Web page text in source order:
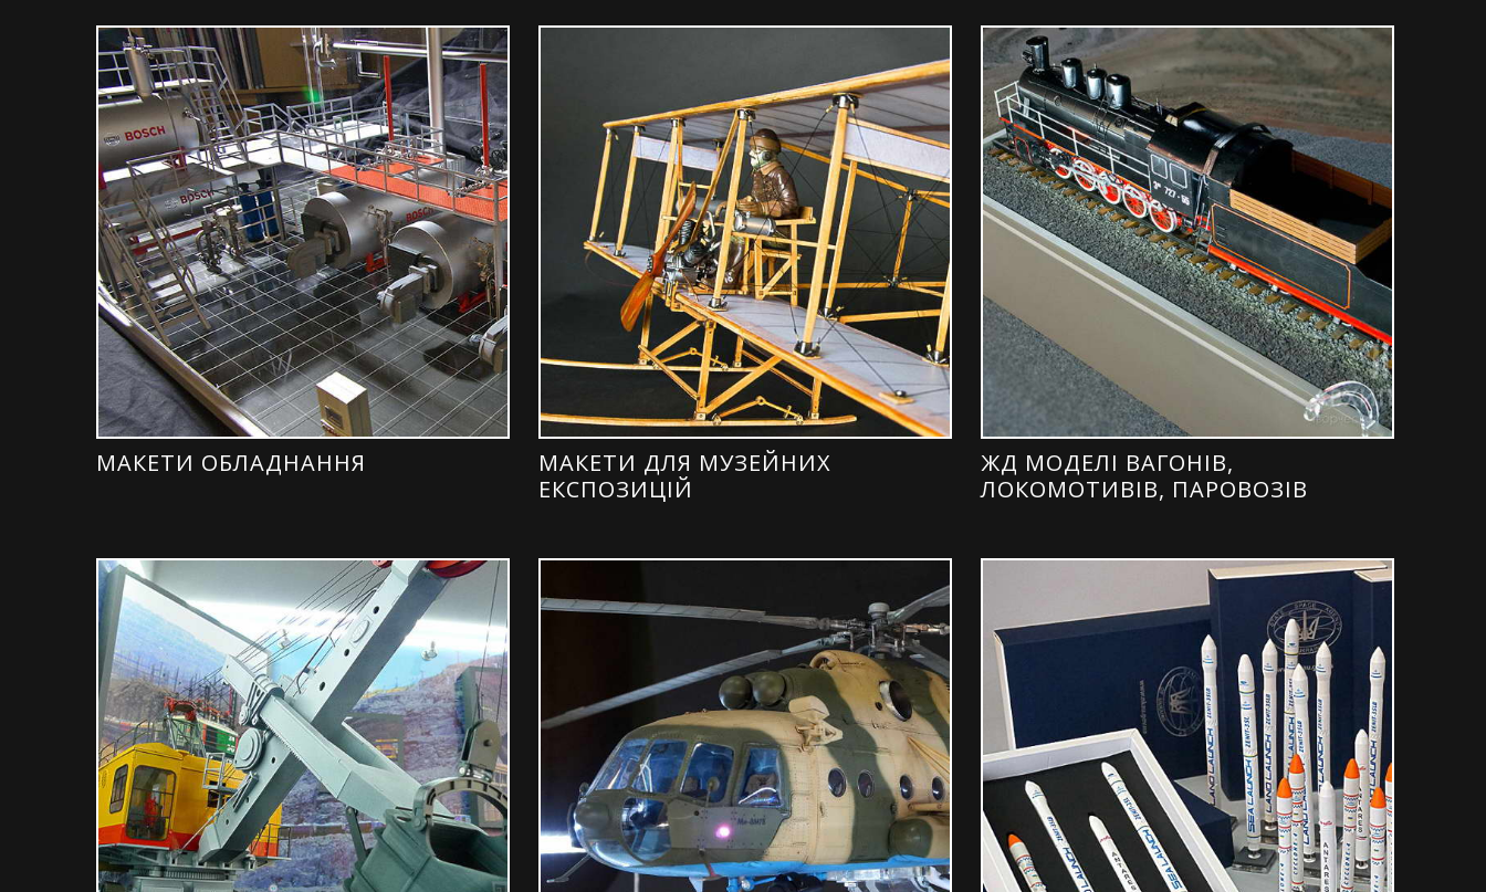
МАКЕТИ ОБЛАДНАННЯ
МАКЕТИ ДЛЯ МУЗЕЙНИХ
ЕКСПОЗИЦІЙ
ЖД МОДЕЛІ ВАГОНІВ,
ЛОКОМОТИВІВ, ПАРОВОЗІВ